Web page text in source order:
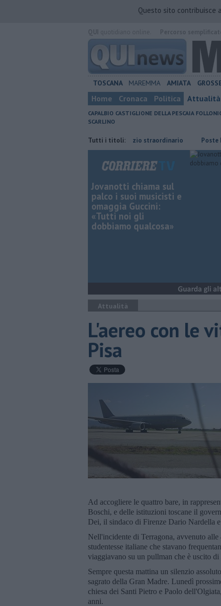
Questo sito contribuisce
TOSCANA MAREMMA AMIATA
Home Cronaca Politica Attualità
CAPALBIO CASTIGLIONE DELLA PESCAIA
SCARLINO
Tutti i titoli:
Collegamenti Giglio, ora un servizio straordinario Poste Italiane
Jovanotti chiama sul
palco i suoi musicisti e
omaggia Guccini:
«Tutti noi gli
dobbiamo qualcosa»
Attualità
L'aereo con le
Pisa
Ad accogliere le quattro bare, in
Boschi, e delle istituzioni toscane il
Dei, il sindaco di Firenze Dario Nardella
Nell'incidente di Terragona, avvenuto
studentesse italiane che stavano
viaggiavano su un pullman che è uscito
Sempre questa mattina un silenzio
sagrato della Gran Madre. Lunedì
chiesa dei Santi Pietro e Paolo
anni.